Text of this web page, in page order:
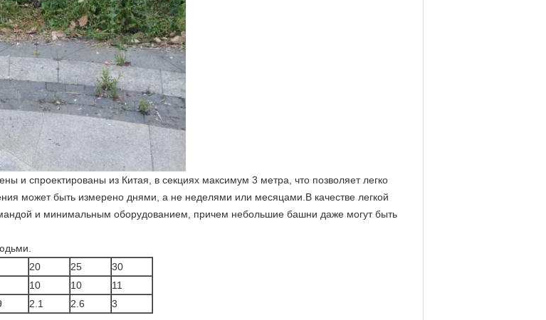
и спроектированы из Китая, в секциях максимум 3 метра, что позволяет легко
может быть измерено днями, а не неделями или месяцами.В качестве легкой
и минимальным оборудованием, причем небольшие башни даже могут быть
20 25
30
10 10
11
2.1 2.6 3